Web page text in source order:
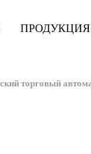
ПРОДУКЦИЯ